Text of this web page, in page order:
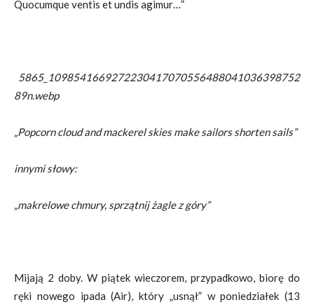
Quocumque ventis et undis agimur…”
5865_1098541669272230417070556488041036398752
89n.webp
„Popcorn cloud and mackerel skies make sailors shorten sails”
innymi słowy:
„makrelowe chmury, sprzątnij żagle z góry”
Mijają 2 doby. W piątek wieczorem, przypadkowo, biorę do
ręki nowego ipada (Air), który „usnął” w poniedziałek (13